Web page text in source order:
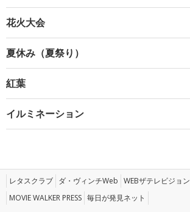
花火大会
夏休み（夏祭り）
紅葉
イルミネーション
レタスクラブ ダ・ヴィンチWeb WEBザテレビジョン
MOVIE WALKER PRESS 毎日が発見ネット